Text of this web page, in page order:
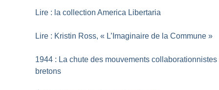
Lire : la collection America Libertaria
Lire : Kristin Ross, « L’Imaginaire de la Commune »
1944 : La chute des mouvements collaborationnistes
bretons